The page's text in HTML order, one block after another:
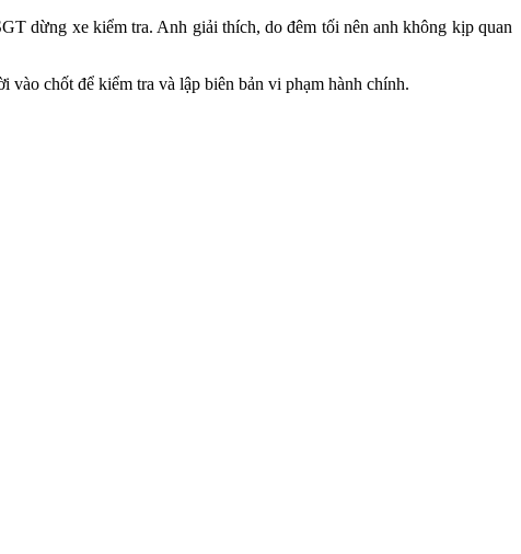
dừng xe kiểm tra. Anh giải thích, do đêm tối nên anh không kịp quan
chốt để kiểm tra và lập biên bản vi phạm hành chính.